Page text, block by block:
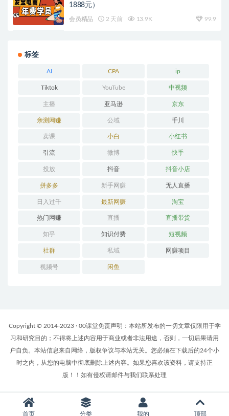
1888元）
会员精品 2 天前 13.9K 99.9
标签
AI CPA ip
Tiktok YouTube 中视频
主播 亚马逊 京东
亲测网赚 公域 千川
卖课 小白 小红书
引流 微博 快手
投放 抖音 抖音小店
拼多多 新手网赚 无人直播
日入过千 最新网赚 淘宝
热门网赚 直播 直播带货
知乎 知识付费 短视频
社群 私域 网赚项目
视频号 闲鱼
Copyright © 2014-2023 · 00课堂免责声明：本站所发布的一切文章仅限用于学
习和研究目的；不得将上述内容用于商业或者非法用途，否则，一切后果请用
户自负。本站信息来自网络，版权争议与本站无关。您必须在下载后的24个小
时之内，从您的电脑中彻底删除上述内容。如果您喜欢该资料，请支持正
版！！如有侵权请邮件与我们联系处理
首页 分类 我的 顶部